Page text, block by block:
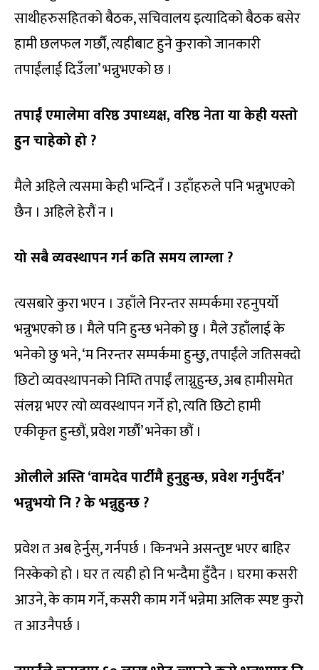
साथीहरुसहितको बैठक, सचिवालय इत्यादिको बैठक बसेर
हामी छलफल गर्छौं, त्यहीबाट हुने कुराको जानकारी
तपाईंलाई दिउँला’ भन्नुभएको छ ।
तपाईं एमालेमा वरिष्ठ उपाध्यक्ष, वरिष्ठ नेता या केही यस्तो
हुन चाहेको हो ?
मैले अहिले त्यसमा केही भन्दिनँ । उहाँहरुले पनि भन्नुभएको
छैन । अहिले हेरौं न ।
यो सबै व्यवस्थापन गर्न कति समय लाग्ला ?
त्यसबारे कुरा भएन । उहाँले निरन्तर सम्पर्कमा रहनुपर्यो
भन्नुभएको छ । मैले पनि हुन्छ भनेको छु । मैले उहाँलाई के
भनेको छु भने, ‘म निरन्तर सम्पर्कमा हुन्छु, तपाईंले जतिसक्दो
छिटो व्यवस्थापनको निम्ति तपाईं लाग्नुहुन्छ, अब हामीसमेत
संलग्न भएर त्यो व्यवस्थापन गर्ने हो, त्यति छिटो हामी
एकीकृत हुन्छौं, प्रवेश गर्छाैं’ भनेका छौं ।
ओलीले अस्ति ‘वामदेव पार्टीमै हुनुहुन्छ, प्रवेश गर्नुपर्दैन’
भन्नुभयो नि ? के भन्नुहुन्छ ?
प्रवेश त अब हेर्नुस्, गर्नपर्छ । किनभने असन्तुष्ट भएर बाहिर
निस्केको हो । घर त त्यही हो नि भन्दैमा हुँदैन । घरमा कसरी
आउने, के काम गर्ने, कसरी काम गर्ने भन्नेमा अलिक स्पष्ट कुरो
त आउनैपर्छ ।